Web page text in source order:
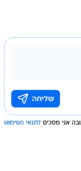
אני מסכים לתנאי השימוש